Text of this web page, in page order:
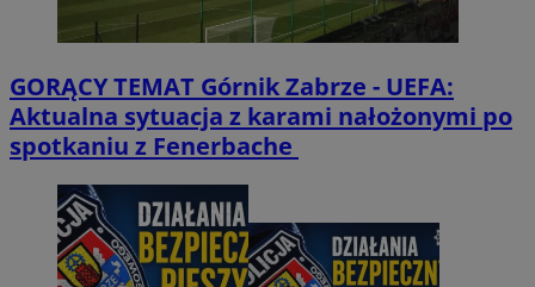
GORĄCY TEMAT Górnik Zabrze - UEFA:
Aktualna sytuacja z karami nałożonymi po
spotkaniu z Fenerbache